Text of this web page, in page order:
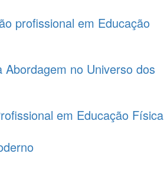
profissional em Educação
no Universo dos
em Educação Física